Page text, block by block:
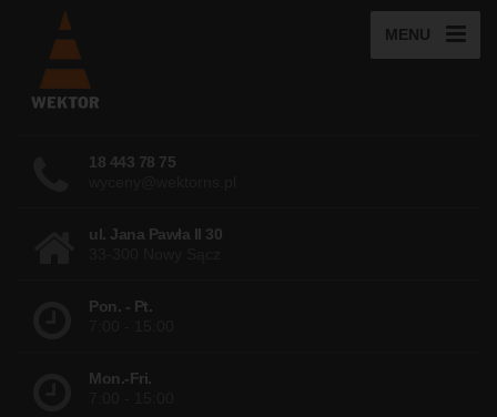
MENU
18 443 78 75
ul. Jana Pawła II 30
Pon. - Pt.
Mon.-Fri.